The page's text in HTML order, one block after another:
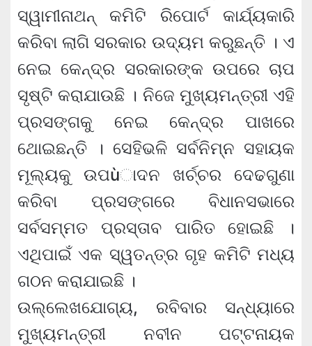
ସ୍ୱାମୀନାଥନ୍‍ କମିଟି ରିପୋର୍ଟ କାର୍ଯ୍ୟକାରି
କରିବା ଲାଗି ସରକାର ଉଦ୍ୟମ କରୁଛନ୍ତି । ଏ
ନେଇ କେନ୍ଦ୍ର ସରକାରଙ୍କ ଉପରେ ଚାପ
ସୃଷ୍ଟି କରାଯାଉଛି । ନିଜେ ମୁଖ୍ୟମନ୍ତ୍ରୀ ଏହି
ପ୍ରସଙ୍ଗକୁ ନେଇ କେନ୍ଦ୍ର ପାଖରେ
ଥୋଇଛନ୍ତି । ସେହିଭଳି ସର୍ବନିମ୍ନ ସହାୟକ
ମୂଲ୍ୟକୁ ଉପùାଦନ ଖର୍ଚ୍ଚର ଦେଢଗୁଣା
କରିବା ପ୍ରସଙ୍ଗରେ ବିଧାନସଭାରେ
ସର୍ବସମ୍ମତ ପ୍ରସ୍ତାବ ପାରିତ ହୋଇଛି ।
ଏଥିପାଇଁ ଏକ ସ୍ୱତନ୍ତ୍ର ଗୃହ କମିଟି ମଧ୍ୟ
ଗଠନ କରାଯାଇଛି ।
ଉଲ୍ଲେଖଯୋଗ୍ୟ, ରବିବାର ସନ୍ଧ୍ୟାରେ
ମୁଖ୍ୟମନ୍ତ୍ରୀ ନବୀନ ପଟ୍ଟନାୟକ